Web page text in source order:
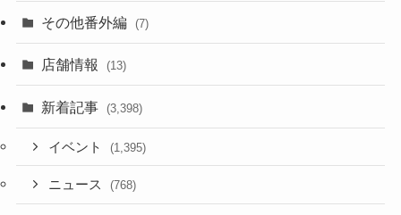
その他番外編 (7)
店舗情報 (13)
新着記事 (3,398)
イベント (1,395)
ニュース (768)